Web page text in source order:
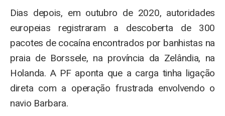
Dias depois, em outubro de 2020, autoridades
europeias registraram a descoberta de 300
pacotes de cocaína encontrados por banhistas na
praia de Borssele, na província da Zelândia, na
Holanda. A PF aponta que a carga tinha ligação
direta com a operação frustrada envolvendo o
navio Barbara.